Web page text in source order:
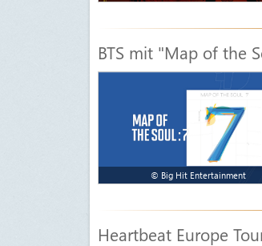
BTS mit "Map of the
© Big Hit Entertainment
Heartbeat Europe